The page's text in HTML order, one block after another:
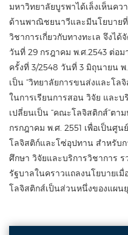
มหาวิทยาลัยบูรพาได้เล็งเห็นค
ด้านพาณิชยนาวีและมีนโยบายที่
วิชาการเกี่ยวกับทางทะเล จึงได้
วันที่ 29 กรฎาคม พ.ศ.2543 ต่อ
ครั้งที่ 3/2548 วันที่ 3 มิถุนายน
เป็น “วิทยาลัยการขนส่งและโล
ในการเรียนการสอน วิจัย และ
เปลี่ยนเป็น “คณะโลจิสติกส์”ตา
กรกฎาคม พ.ศ. 2551 เพื่อเป็นศู
โลจิสติก์และโซ่อุปทาน สำหรั
ศึกษา วิจัยและบริการวิชาการ
รัฐบาลในคราวแถลงนโยบายเ
โลจิสติกส์เป็นส่วนหนึ่งของแผ